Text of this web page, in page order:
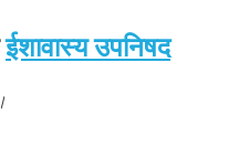
ईशावास्य उपनिषद